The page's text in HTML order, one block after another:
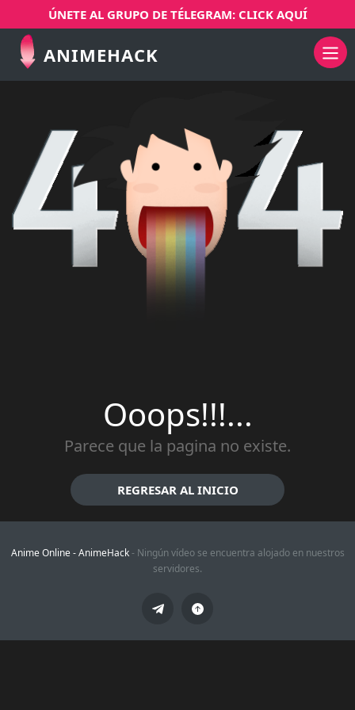
ÚNETE AL GRUPO DE TÉLEGRAM: CLICK AQUÍ
ANIMEHACK
Ooops!!!...
Parece que la pagina no existe.
REGRESAR AL INICIO
Anime Online -AnimeHack- Ningún vídeo se encuentra alojado en nuestros
servidores.